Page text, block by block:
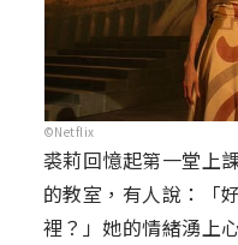
©Netflix
裘莉回憶起第一堂上
的教室，有人說：「
裡？」她的情緒湧上